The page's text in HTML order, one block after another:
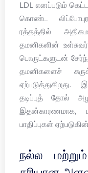
LDL எனப்படும்
கொண்ட
ரத்தத்தில்
தமனிகளின்
பொருட்களுடன்
தமனிகளைச்
தடிப்புத் தோல்
இதன்காரணமாக,
பாதிப்புகள்
நல்ல